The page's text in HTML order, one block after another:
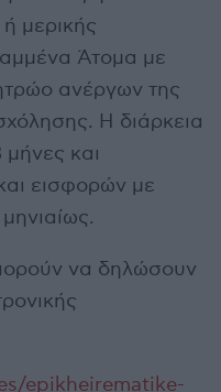
μερικής
Άτομα με
ανέργων της
Η διάρκεια
και
εισφορών με
να δηλώσουν
epikheirematike-